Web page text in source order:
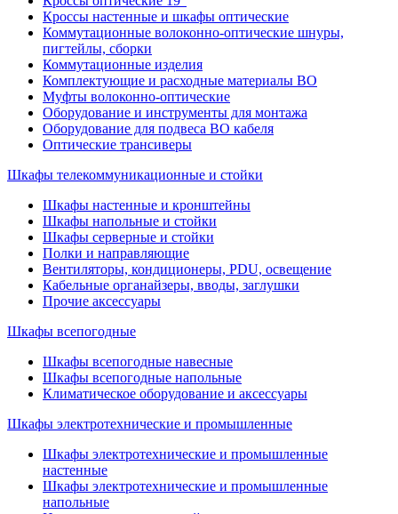
Кроссы настенные и шкафы оптические
Коммутационные волоконно-оптические шнуры,
пигтейлы, сборки
Коммутационные изделия
Комплектующие и расходные материалы ВО
Муфты волоконно-оптические
Оборудование и инструменты для монтажа
Оборудование для подвеса ВО кабеля
Оптические трансиверы
Шкафы телекоммуникационные и стойки
Шкафы настенные и кронштейны
Шкафы напольные и стойки
Шкафы серверные и стойки
Полки и направляющие
Вентиляторы, кондиционеры, PDU, освещение
Кабельные органайзеры, вводы, заглушки
Прочие аксеcсуары
Шкафы всепогодные
Шкафы всепогодные навесные
Шкафы всепогодные напольные
Климатическое оборудование и аксессуары
Шкафы электротехнические и промышленные
Шкафы электротехнические и промышленные
настенные
Шкафы электротехнические и промышленные
напольные